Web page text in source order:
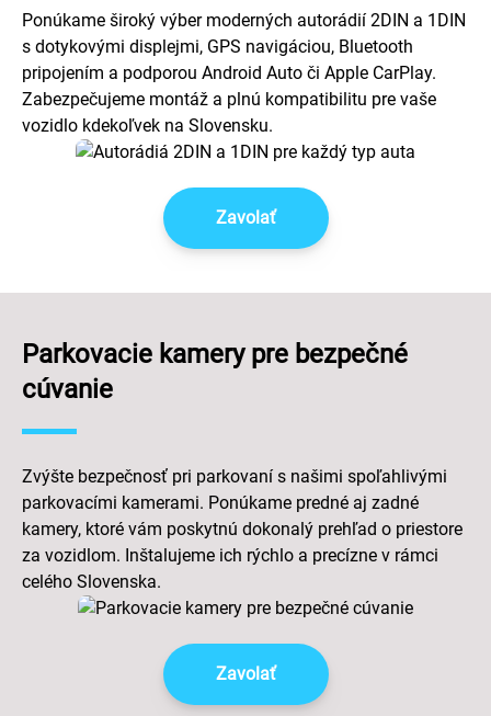
Zavolať
Ponúkame široký výber moderných autorádií 2DIN a 1DIN
s dotykovými displejmi, GPS navigáciou, Bluetooth
pripojením a podporou Android Auto či Apple CarPlay.
Zabezpečujeme montáž a plnú kompatibilitu pre vaše
vozidlo kdekoľvek na Slovensku.
Zavolať
Parkovacie kamery pre bezpečné
cúvanie
Zvýšte bezpečnosť pri parkovaní s našimi spoľahlivými
parkovacími kamerami. Ponúkame predné aj zadné
kamery, ktoré vám poskytnú dokonalý prehľad o priestore
za vozidlom. Inštalujeme ich rýchlo a precízne v rámci
celého Slovenska.